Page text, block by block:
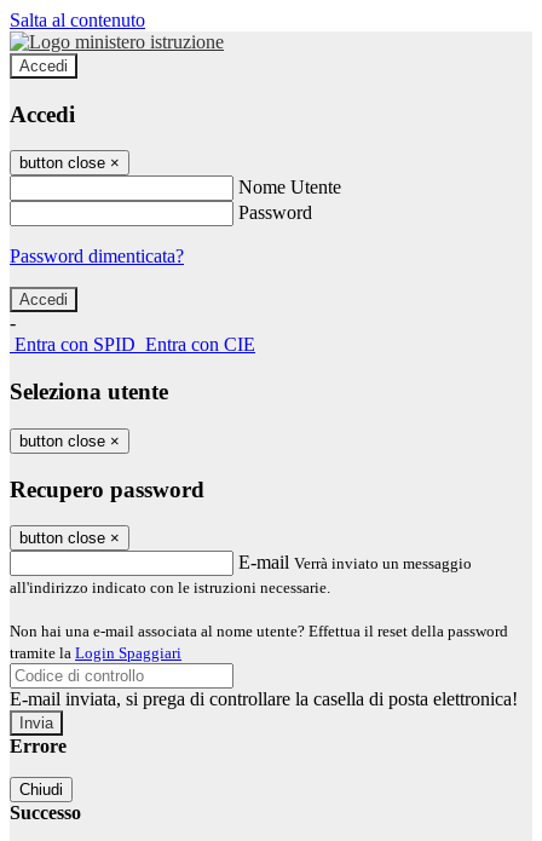
Salta al contenuto
Accedi
Accedi
button close ×
Nome Utente
Password
Password dimenticata?
-
Entra con SPID Entra con CIE
Seleziona utente
button close ×
Recupero password
button close ×
E-mail Verrà inviato un messaggio
all'indirizzo indicato con le istruzioni necessarie.
Non hai una e-mail associata al nome utente? Effettua il reset della password
tramite la Login Spaggiari
E-mail inviata, si prega di controllare la casella di posta elettronica!
Errore
Chiudi
Successo